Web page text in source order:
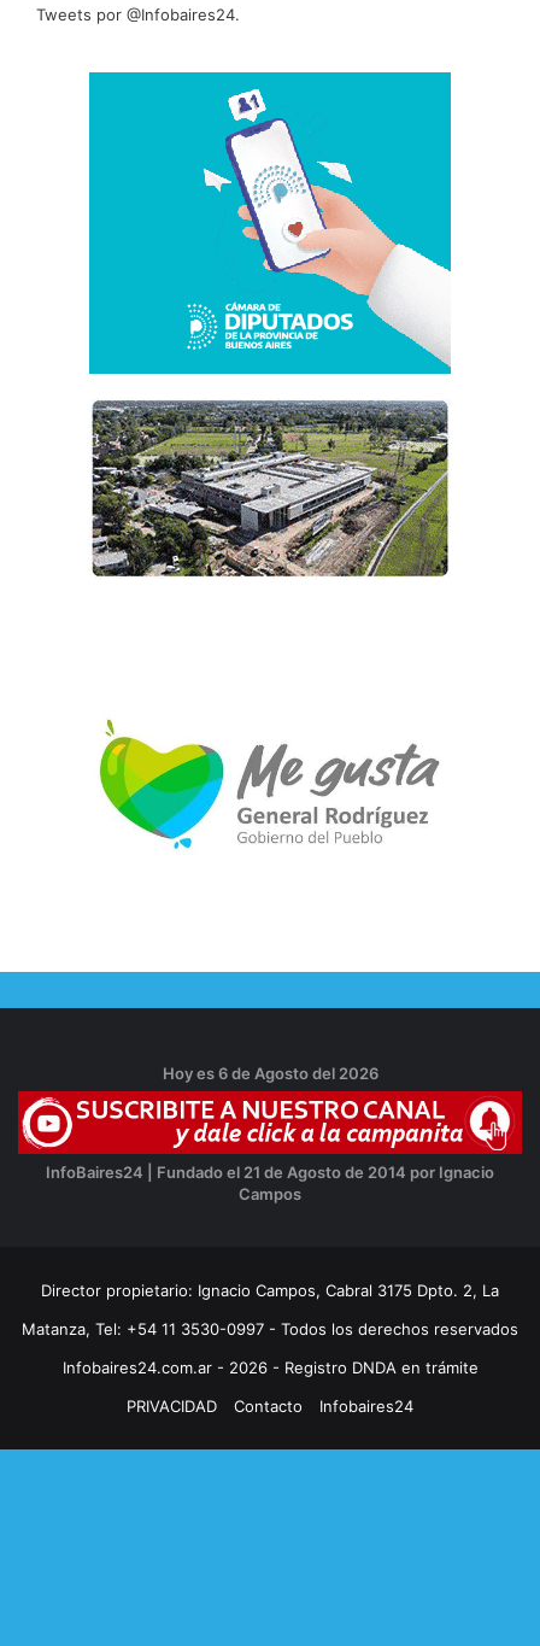
Tweets por @Infobaires24.
Hoy es 6 de Agosto del 2026
InfoBaires24 | Fundado el 21 de Agosto de 2014 por Ignacio
Campos
Director propietario: Ignacio Campos, Cabral 3175 Dpto. 2, La
Matanza, Tel: +54 11 3530-0997 - Todos los derechos reservados
Infobaires24.com.ar - 2026 - Registro DNDA en trámite
PRIVACIDAD
Contacto Infobaires24